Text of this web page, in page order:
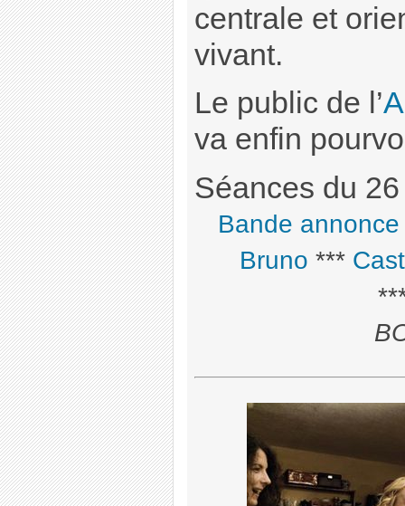
centrale et
vivant.
Le public de l’
va enfin
Séances du
Bande annonce
Bruno ***